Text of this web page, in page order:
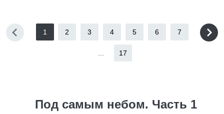
1 2 3 4 5 6 7
17
Под самым небом. Часть 1